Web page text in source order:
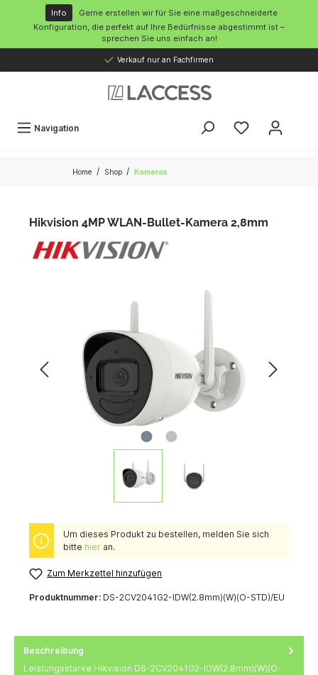
springen
Info
Gerne erstellen wir für Sie eine maßgeschneiderte
Konfiguration, die perfekt auf Ihre Bedürfnisse abgestimmt ist –
sprechen Sie uns einfach an!
Verkauf nur an Fachfirmen
Navigation
Home / Shop / Kameras
Hikvision 4MP WLAN-Bullet-Kamera 2,8mm
Um dieses Produkt zu bestellen, melden Sie sich
bitte hieran.
Zum Merkzettel hinzufügen
Produktnummer: DS-2CV2041G2-IDW(2.8mm)(W)(O-STD)/EU
Beschreibung
Leistungsstarke Hikvision DS-2CV2041G2-IDW(2.8mm)(W)(O-